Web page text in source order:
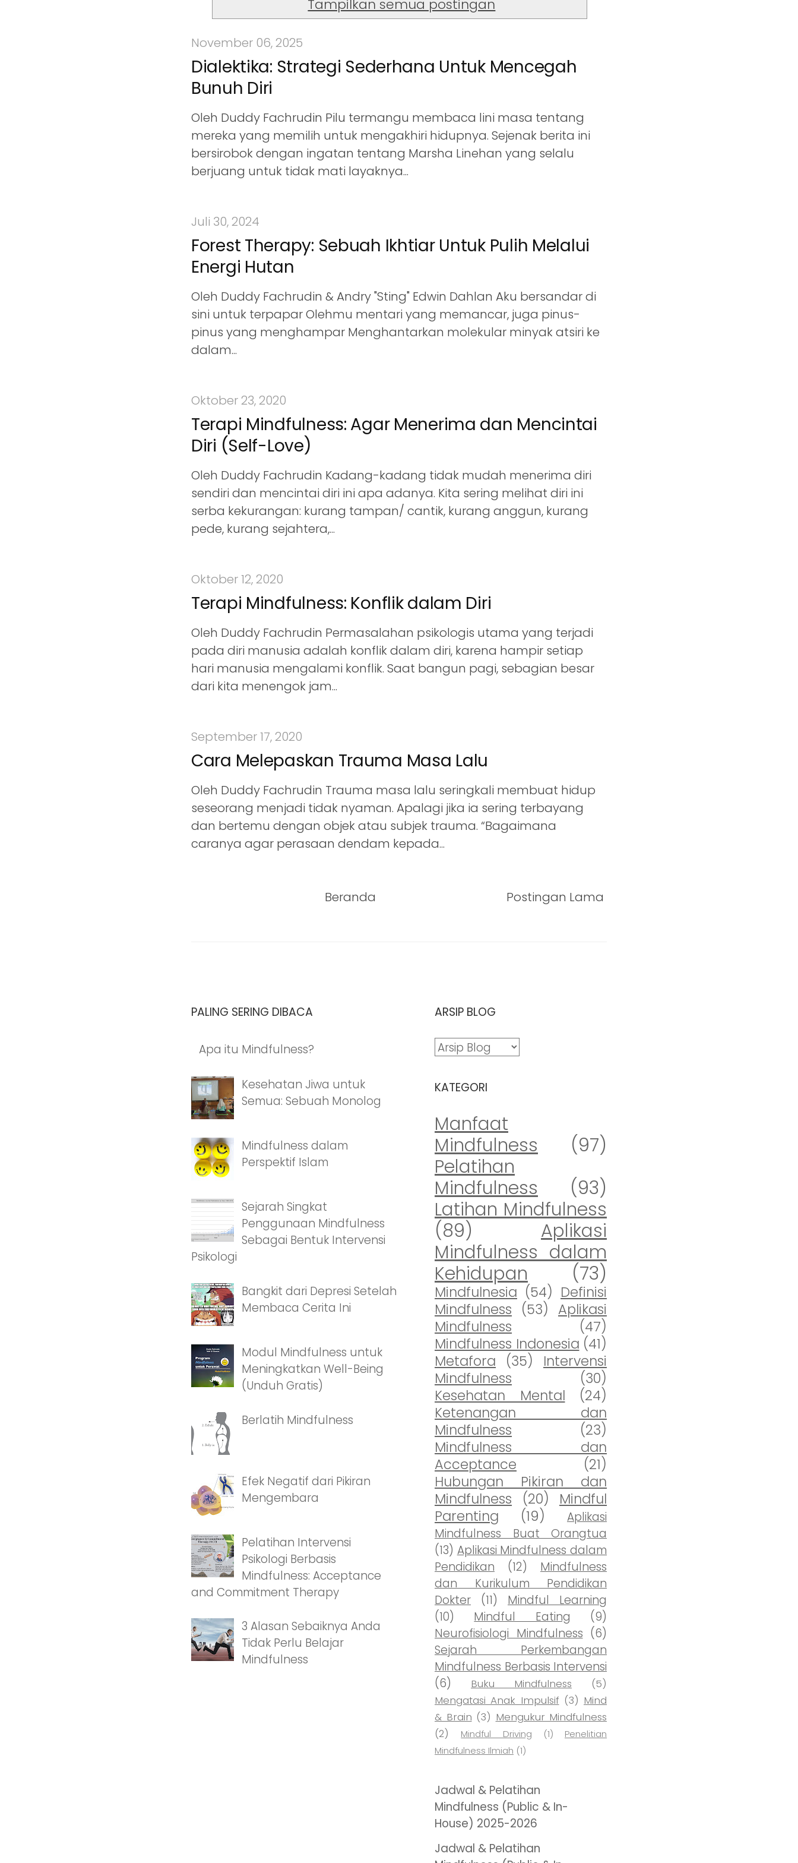
Tampilkan semua postingan
November 06, 2025
Dialektika: Strategi Sederhana Untuk Mencegah
Bunuh Diri
Oleh Duddy Fachrudin Pilu termangu membaca lini masa tentang
mereka yang memilih untuk mengakhiri hidupnya. Sejenak berita ini
bersirobok dengan ingatan tentang Marsha Linehan yang selalu
berjuang untuk tidak mati layaknya...
Juli 30, 2024
Forest Therapy: Sebuah Ikhtiar Untuk Pulih Melalui
Energi Hutan
Oleh Duddy Fachrudin & Andry "Sting" Edwin Dahlan Aku bersandar di
sini untuk terpapar Olehmu mentari yang memancar, juga pinus-
pinus yang menghampar Menghantarkan molekular minyak atsiri ke
dalam...
Oktober 23, 2020
Terapi Mindfulness: Agar Menerima dan Mencintai
Diri (Self-Love)
Oleh Duddy Fachrudin Kadang-kadang tidak mudah menerima diri
sendiri dan mencintai diri ini apa adanya. Kita sering melihat diri ini
serba kekurangan: kurang tampan/ cantik, kurang anggun, kurang
pede, kurang sejahtera,...
Oktober 12, 2020
Terapi Mindfulness: Konflik dalam Diri
Oleh Duddy Fachrudin Permasalahan psikologis utama yang terjadi
pada diri manusia adalah konflik dalam diri, karena hampir setiap
hari manusia mengalami konflik. Saat bangun pagi, sebagian besar
dari kita menengok jam...
September 17, 2020
Cara Melepaskan Trauma Masa Lalu
Oleh Duddy Fachrudin Trauma masa lalu seringkali membuat hidup
seseorang menjadi tidak nyaman. Apalagi jika ia sering terbayang
dan bertemu dengan objek atau subjek trauma. “Bagaimana
caranya agar perasaan dendam kepada...
Postingan Lama
Beranda
PALING SERING DIBACA
Apa itu Mindfulness?
Kesehatan Jiwa untuk
Semua: Sebuah Monolog
Mindfulness dalam
Perspektif Islam
Sejarah Singkat
Penggunaan Mindfulness
Sebagai Bentuk Intervensi
Psikologi
Bangkit dari Depresi Setelah
Membaca Cerita Ini
Modul Mindfulness untuk
Meningkatkan Well-Being
(Unduh Gratis)
Berlatih Mindfulness
Efek Negatif dari Pikiran
Mengembara
Pelatihan Intervensi
Psikologi Berbasis
Mindfulness: Acceptance
and Commitment Therapy
3 Alasan Sebaiknya Anda
Tidak Perlu Belajar
Mindfulness
ARSIP BLOG
KATEGORI
Manfaat
Mindfulness
(97)
Pelatihan
Mindfulness
(93)
Latihan Mindfulness
(89)
Aplikasi
Mindfulness dalam
Kehidupan
(73)
Mindfulnesia (54) Definisi
Mindfulness (53) Aplikasi
Mindfulness
(47)
Mindfulness Indonesia (41)
Metafora
(35)
Intervensi
Mindfulness
(30)
Kesehatan Mental
(24)
Ketenangan dan
Mindfulness
(23)
Mindfulness dan
Acceptance
(21)
Hubungan Pikiran dan
Mindfulness
(20)
Mindful
Parenting
(19)
Aplikasi
Mindfulness Buat Orangtua
(13) Aplikasi Mindfulness dalam
Pendidikan
(12)
Mindfulness
dan Kurikulum Pendidikan
Dokter
(11)
Mindful Learning
(10)
Mindful Eating
(9)
Neurofisiologi Mindfulness (6)
Sejarah Perkembangan
Mindfulness Berbasis Intervensi
(6)
Buku Mindfulness
(5)
Mengatasi Anak Impulsif (3) Mind
& Brain (3) Mengukur Mindfulness
(2)
Mindful Driving (1)
Penelitian
Mindfulness Ilmiah (1)
Jadwal & Pelatihan
Mindfulness (Public & In-
House) 2025-2026
Jadwal & Pelatihan